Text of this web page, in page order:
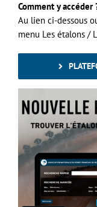
Comment y accéder
Au lien ci-dessous
menu Les étalons /